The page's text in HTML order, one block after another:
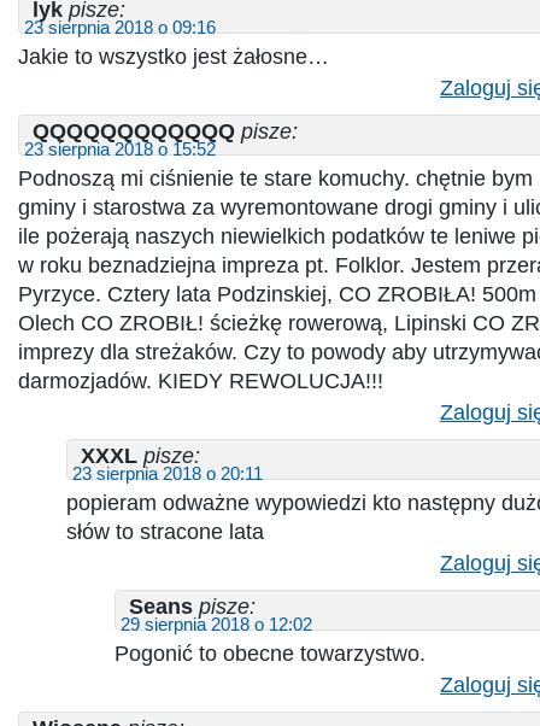
lyk pisze:
23 sierpnia 2018 o 09:16
Jakie to wszystko jest żałosne…
Zaloguj
QQQQQQQQQQQQ pisze:
23 sierpnia 2018 o 15:52
Podnoszą mi ciśnienie te stare komuchy. chętnie bym
gminy i starostwa za wyremontowane drogi gminy i
ile pożerają naszych niewielkich podatków te leniwe
w roku beznadziejna impreza pt. Folklor. Jestem
Pyrzyce. Cztery lata Podzinskiej, CO ZROBIŁA!
Olech CO ZROBIŁ! ścieżkę rowerową, Lipinski CO
imprezy dla streżaków. Czy to powody aby
darmozjadów. KIEDY REWOLUCJA!!!
Zaloguj
XXXL pisze:
23 sierpnia 2018 o 20:11
popieram odważne wypowiedzi kto następny
słów to stracone lata
Zaloguj
Seans pisze:
29 sierpnia 2018 o 12:02
Pogonić to obecne towarzystwo.
Zaloguj